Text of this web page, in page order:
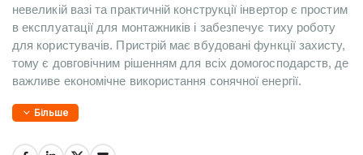
невеликій вазі та практичній конструкції інвертор є простим
в експлуатації для монтажників і забезпечує тиху роботу
для користувачів. Пристрій має вбудовані функції захисту,
тому є довговічним рішенням для всіх домогосподарств, де
важливе економічне використання сонячної енергії.
Більше